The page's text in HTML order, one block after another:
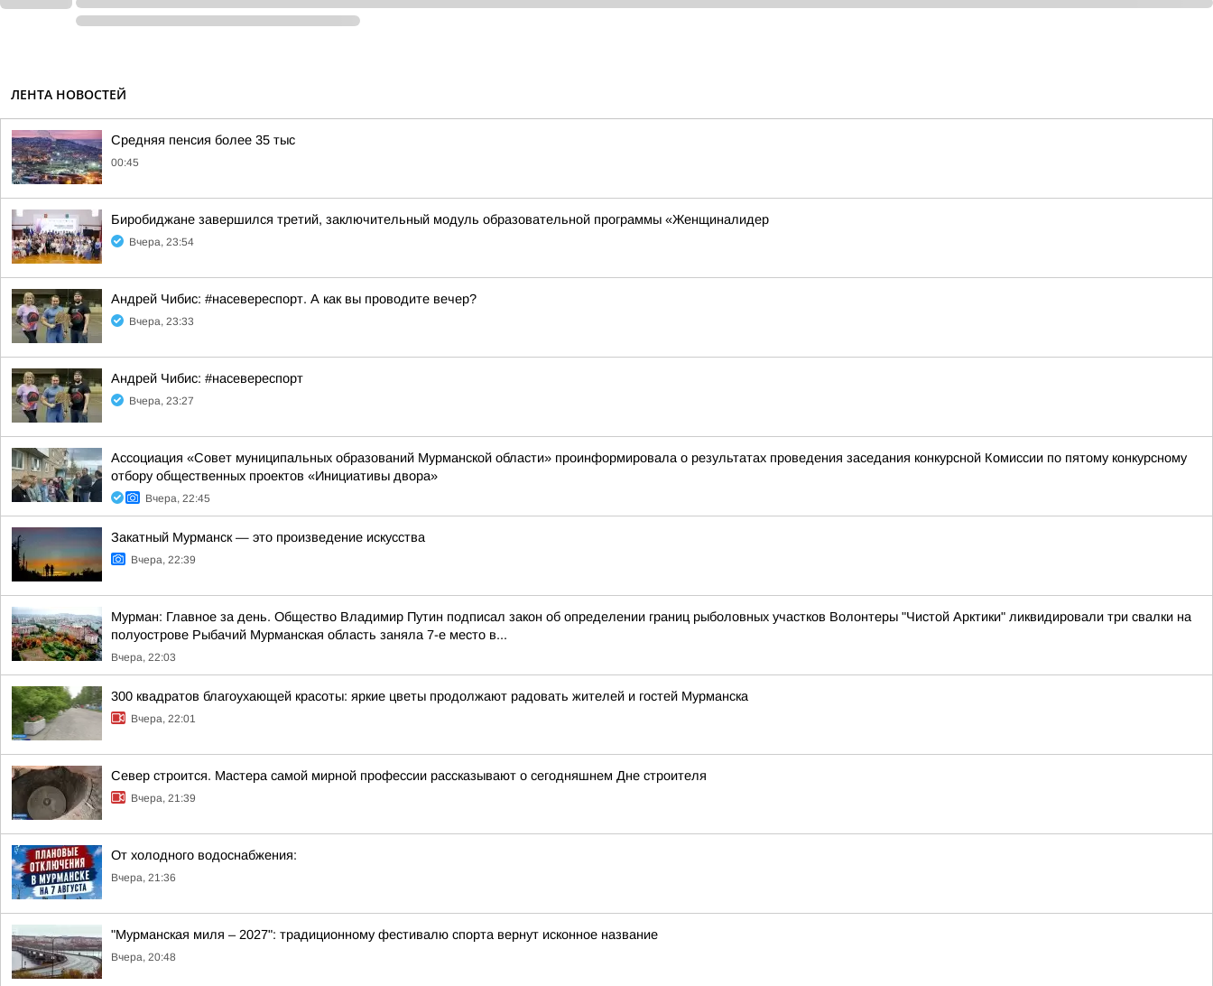
ЛЕНТА НОВОСТЕЙ
Средняя пенсия более 35 тыс
00:45
Биробиджане завершился третий, заключительный модуль образовательной программы «Женщиналидер
Вчера, 23:54
Андрей Чибис: #насевереспорт. А как вы проводите вечер?
Вчера, 23:33
Андрей Чибис: #насевереспорт
Вчера, 23:27
Ассоциация «Совет муниципальных образований Мурманской области» проинформировала о результатах проведения заседания конкурсной Комиссии по пятому конкурсному
отбору общественных проектов «Инициативы двора»
Вчера, 22:45
Закатный Мурманск — это произведение искусства
Вчера, 22:39
Мурман: Главное за день. Общество Владимир Путин подписал закон об определении границ рыболовных участков Волонтеры "Чистой Арктики" ликвидировали три свалки на
полуострове Рыбачий Мурманская область заняла 7-е место в...
Вчера, 22:03
300 квадратов благоухающей красоты: яркие цветы продолжают радовать жителей и гостей Мурманска
Вчера, 22:01
Север строится. Мастера самой мирной профессии рассказывают о сегодняшнем Дне строителя
Вчера, 21:39
От холодного водоснабжения:
Вчера, 21:36
"Мурманская миля – 2027": традиционному фестивалю спорта вернут исконное название
Вчера, 20:48